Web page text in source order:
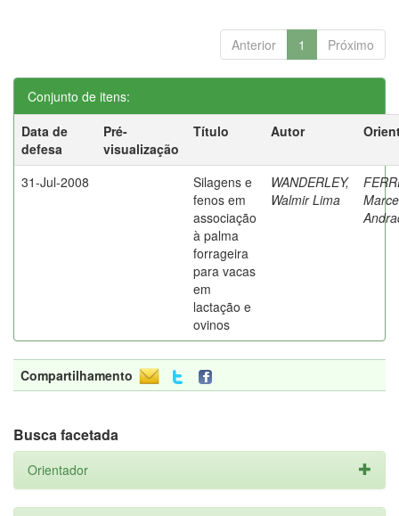
Anterior 1 Próximo
Conjunto de itens:
Data de
defesa
Pré-
visualização
Título Autor
31-Jul-2008
Silagens e
fenos em
associação
à palma
forrageira
para vacas
em
lactação e
ovinos
WANDERLEY,
Walmir Lima
Compartilhamento
Busca facetada
Orientador